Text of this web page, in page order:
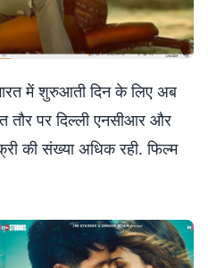
में शुरुआती दिन के लिए अब
पर दिल्ली एनसीआर और
की संख्या अधिक रही. फिल्म